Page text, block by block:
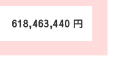
618,463,440 円